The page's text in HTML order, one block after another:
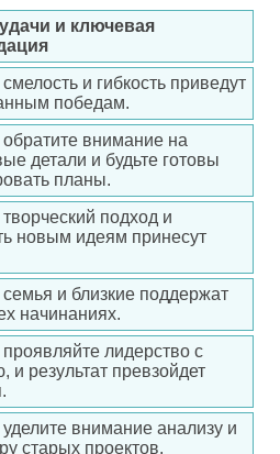
и ключевая
и гибкость приведут
победам.
внимание на
детали и будьте готовы
планы.
подход и
новым идеям принесут
и близкие поддержат
начинаниях.
лидерство с
и результат превзойдет
внимание анализу и
старых проектов.